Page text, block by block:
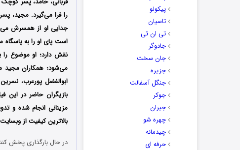
پیکولو
تاسیان
تی ان تی
جادوگر
جان سخت
جزیره
جنگل آسفالت
جوکر
جیران
چهره شو
چیدمانه
حرفه ای
را فرا می‌گیرد. مجید،
جدایی او از همسرش
است پای او را به
نقش دارد؛ او موضوع
می‌شود؛ همکاران مجید
ابوالفضل پورعرب،
بازیگران حاضر در این
مزینانی انجام شده و
بالاترین کیفیت از
در حال بارگذاری پخش